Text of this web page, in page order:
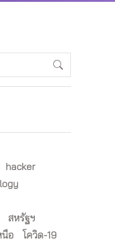
hacker
สหรัฐฯ
นือ โควิด-19